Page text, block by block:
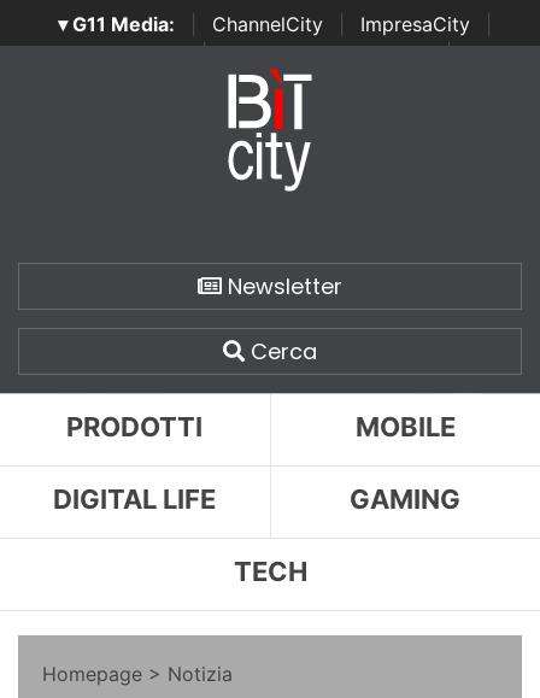
▾ G11 Media: ChannelCity ImpresaCity
SecurityOpenLab | Italian Channel Awards | Italian
Italian Security Awards
Newsletter
Cerca
PRODOTTI MOBILE
DIGITAL LIFE GAMING
TECH
Homepage > Notizia